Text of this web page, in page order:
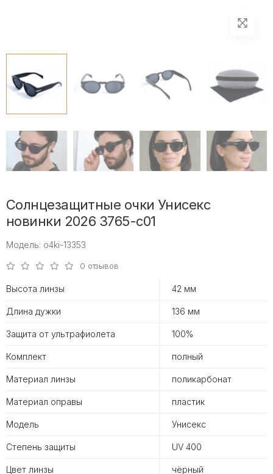
Солнцезащитные очки Унисекс
новинки 2026 3765-c01
Модель: o4ki-13353
0 отзывов
Высота линзы 42 мм
Длина дужки 136 мм
Защита от ультрафиолета 100%
Комплект полный
Материал линзы поликарбонат
Материал оправы пластик
Модель Унисекс
Степень защиты UV 400
Цвет линзы чёрный